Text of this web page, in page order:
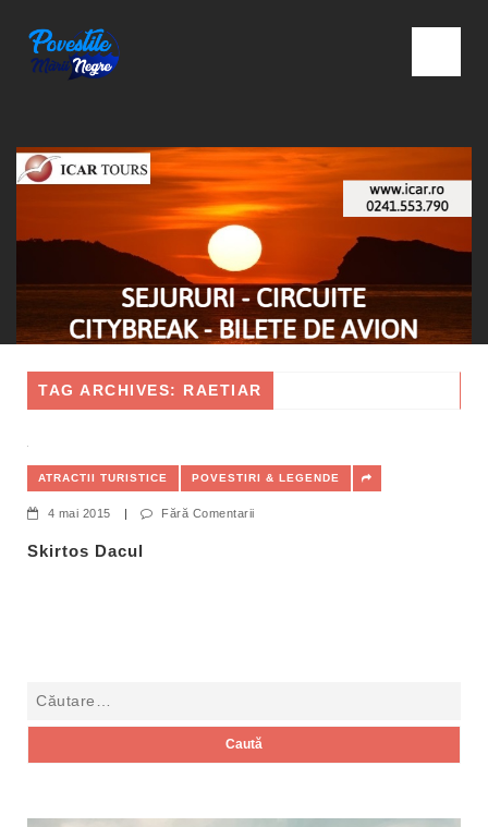
TAG ARCHIVES: RAETIAR
ATRACTII TURISTICE POVESTIRI & LEGENDE
4 mai 2015 | Fără Comentarii
Skirtos Dacul